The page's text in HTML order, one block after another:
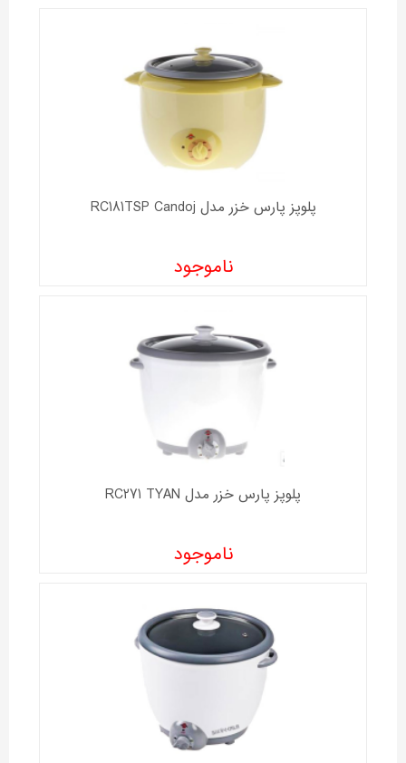
پلوپز پارس خزر مدل RC181TSP Candoj
ناموجود
پلوپز پارس خزر مدل RC271 TYAN
ناموجود